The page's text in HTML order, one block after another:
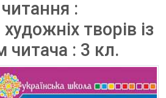
:
художнiх творiв із
: 3 кл.